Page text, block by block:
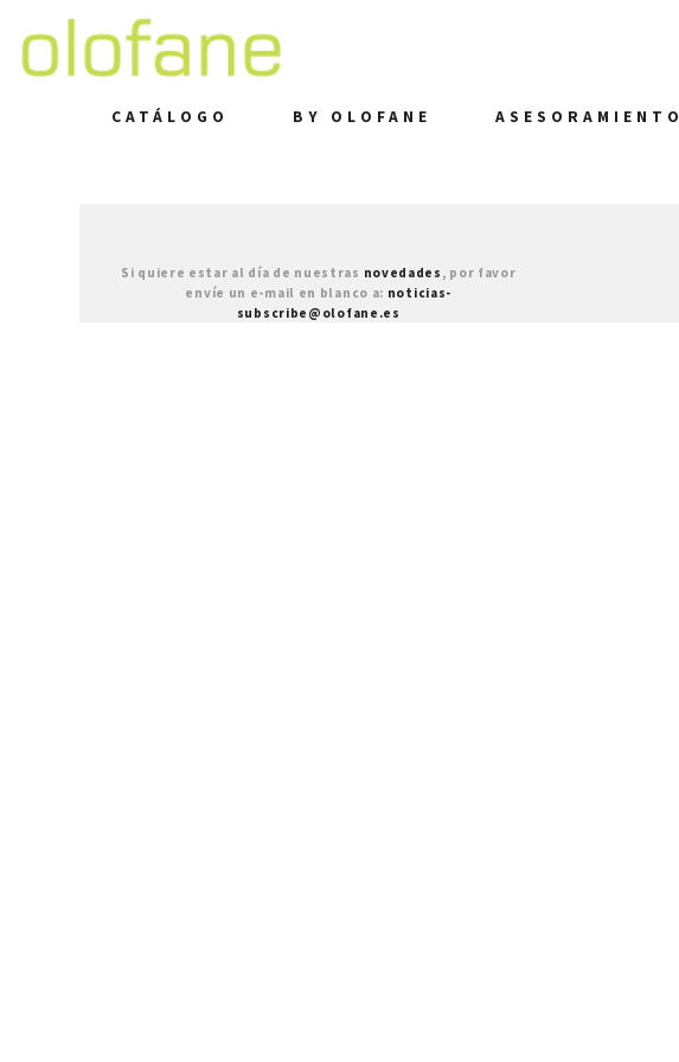
CATÁLOGO BY OLOFANE ASESORAMIENTO
Si quiere estar al día de nuestras novedades , por favor
envíe un e-mail en blanco a: noticias-
subscribe@olofane.es